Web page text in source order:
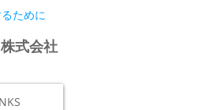
ために
式会社